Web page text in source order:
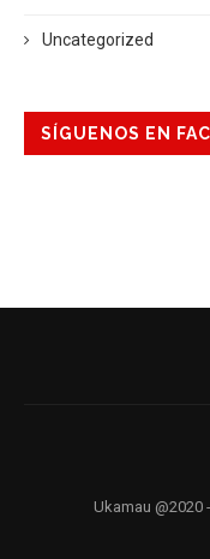
Uncategorized
SÍGUENOS EN
Ukamau @2020